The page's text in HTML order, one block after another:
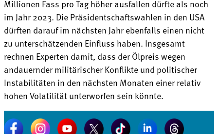
Millionen Fass pro Tag höher ausfallen dürfte als noch
im Jahr 2023. Die Präsidentschaftswahlen in den USA
dürften darauf im nächsten Jahr ebenfalls einen nicht
zu unterschätzenden Einfluss haben. Insgesamt
rechnen Experten damit, dass der Ölpreis wegen
andauernder militärischer Konflikte und politischer
Instabilitäten in den nächsten Monaten einer relativ
hohen Volatilität unterworfen sein könnte.